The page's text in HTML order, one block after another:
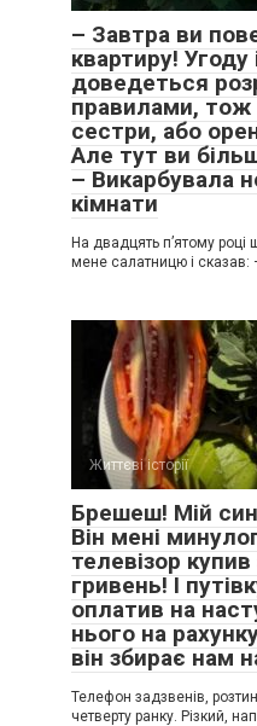
– Завтра ви
квартиру!
доведеться
правилами, тож
сестри, або
Але тут ви
– Викарбувала
кімнати
На двадцять п’ятому
мене салатницю і сказав:
Життєві історії
Брешеш! Мій
Він мені
телевізор
гривень! І
оплатив на
нього на
він збирає нам
Телефон задзвенів,
четверту ранку. Різкий,